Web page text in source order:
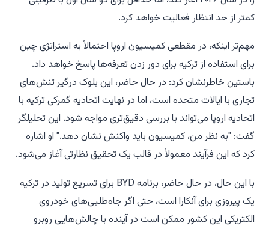
کمتر از حد انتظار فعالیت خواهد کرد.
مهم‌تر اینکه، در مقطعی کمیسیون اروپا احتمالاً به استراتژی چین
برای استفاده از ترکیه برای دور زدن تعرفه‌ها پاسخ خواهد داد.
باستین خاطرنشان کرد: در حال حاضر، این بلوک درگیر تنش‌های
تجاری با ایالات متحده است، اما در نهایت اتحادیه گمرکی ترکیه با
اتحادیه اروپا می‌تواند با بررسی دقیق‌تری مواجه شود. این تحلیلگر
گفت: "به نظر من، کمیسیون باید واکنش نشان دهد." او اشاره
کرد که این فرآیند معمولاً در قالب یک تحقیق نظارتی آغاز می‌شود.
با این حال، در حال حاضر، برنامه BYD برای تسریع تولید در ترکیه
یک پیروزی برای آنکارا است، حتی اگر جاه‌طلبی‌های خودروی
الکتریکی این کشور ممکن است در آینده با چالش‌هایی روبرو